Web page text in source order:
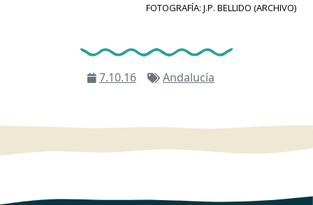
FOTOGRAFÍA: J.P. BELLIDO (ARCHIVO)
7.10.16 Andalucía